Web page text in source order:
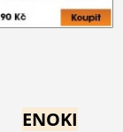
ENOKI